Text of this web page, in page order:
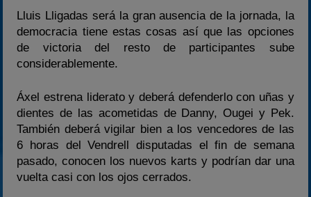
Lluis Lligadas será la gran ausencia de la jornada, la
democracia tiene estas cosas así que las opciones
de victoria del resto de participantes sube
considerablemente.
Áxel estrena liderato y deberá defenderlo con uñas y
dientes de las acometidas de Danny, Ougei y Pek.
También deberá vigilar bien a los vencedores de las
6 horas del Vendrell disputadas el fin de semana
pasado, conocen los nuevos karts y podrían dar una
vuelta casi con los ojos cerrados.